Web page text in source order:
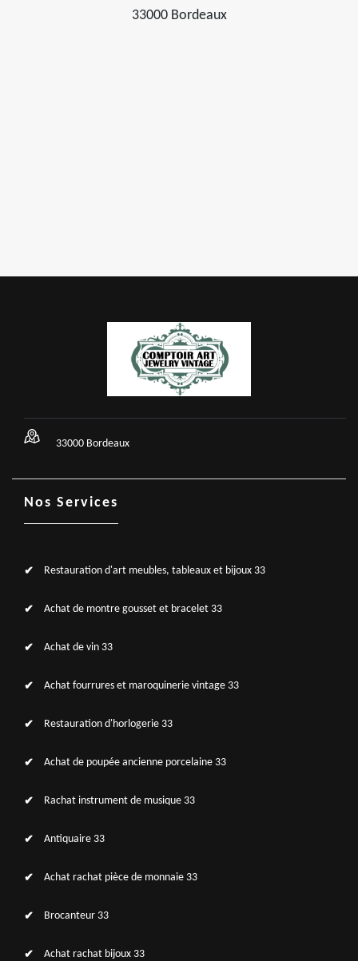
33000 Bordeaux
33000 Bordeaux
Nos Services
Restauration d'art meubles, tableaux et bijoux 33
Achat de montre gousset et bracelet 33
Achat de vin 33
Achat fourrures et maroquinerie vintage 33
Restauration d'horlogerie 33
Achat de poupée ancienne porcelaine 33
Rachat instrument de musique 33
Antiquaire 33
Achat rachat pièce de monnaie 33
Brocanteur 33
Achat rachat bijoux 33